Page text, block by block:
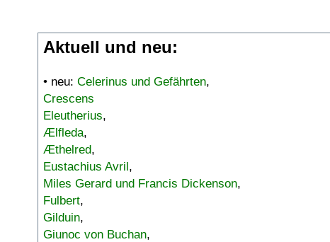
Aktuell und neu:
• neu: Celerinus und Gefährten,
Crescens
Eleutherius,
Ælfleda,
Æthelred,
Eustachius Avril,
Miles Gerard und Francis Dickenson,
Fulbert,
Gilduin,
Giunoc von Buchan,